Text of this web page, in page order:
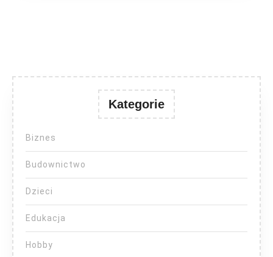
Kategorie
Biznes
Budownictwo
Dzieci
Edukacja
Hobby